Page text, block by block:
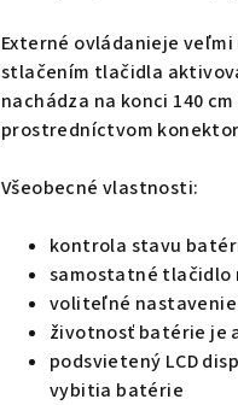
Externé ovládanieje
stlačením tlačidla
nachádza na konci 140
prostredníctvom
Všeobecné vlastnosti:
kontrola stavu
samostatné tlačidlo
voliteľné nastavenie
životnosť batérie je
podsvietený LCD
vybitia batérie